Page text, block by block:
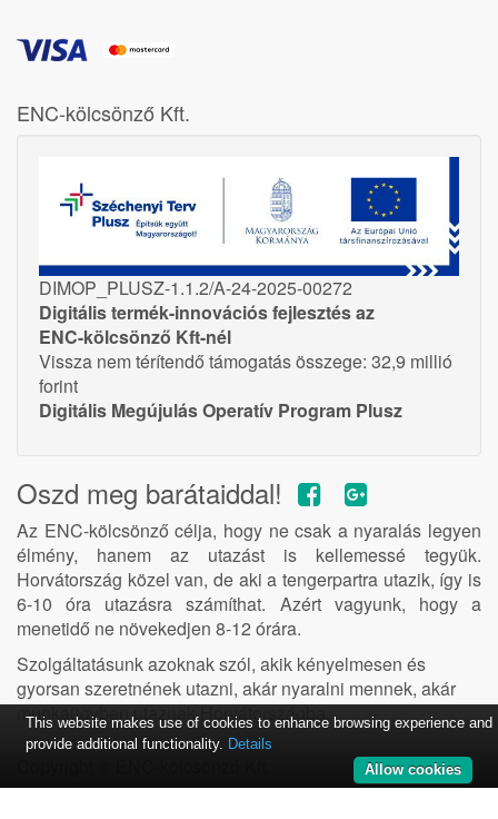
ENC-kölcsönző Kft.
DIMOP_PLUSZ-1.1.2/A-24-2025-00272
Digitális termék-innovációs fejlesztés az
ENC-kölcsönző Kft-nél
Vissza nem térítendő támogatás összege: 32,9 millió
forint
Digitális Megújulás Operatív Program Plusz
Oszd meg barátaiddal!
Az ENC-kölcsönző célja, hogy ne csak a nyaralás legyen
élmény, hanem az utazást is kellemessé tegyük.
Horvátország közel van, de aki a tengerpartra utazik, így is
6-10 óra utazásra számíthat. Azért vagyunk, hogy a
menetidő ne növekedjen 8-12 órára.
Szolgáltatásunk azoknak szól, akik kényelmesen és
gyorsan szeretnének utazni, akár nyaralni mennek, akár
munkaügyben utaznak Horvátországba.
This website makes use of cookies to enhance browsing experience and
provide additional functionality. Details
Allow cookies